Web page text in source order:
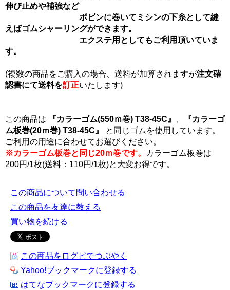
伸び止めや補強など
ボビンに巻いてミシンの下糸として縫
えばゴムシャーリングができます。
エクステ用としてもご利用頂いていま
す。
(複数の商品をご購入の場合、送料が加算されますが注文確
認書にて送料を訂正いたします)
この商品は 『カラーゴム(550ｍ巻) T38-45C』
『カラーゴ
ム板巻(20ｍ巻) T38-45C』
と同じゴムを使用しています。
ご利用の用途に合わせてお選びください。
※カラーゴム板巻と同じ20ｍ巻です。
カラーゴム板巻は
200円/1枚(送料：110円/1枚)と大変お得です。
この商品について問い合わせる
この商品を友達に教える
買い物を続ける
この商品をログピでつぶやく
Yahoo!ブックマークに登録する
はてなブックマークに登録する